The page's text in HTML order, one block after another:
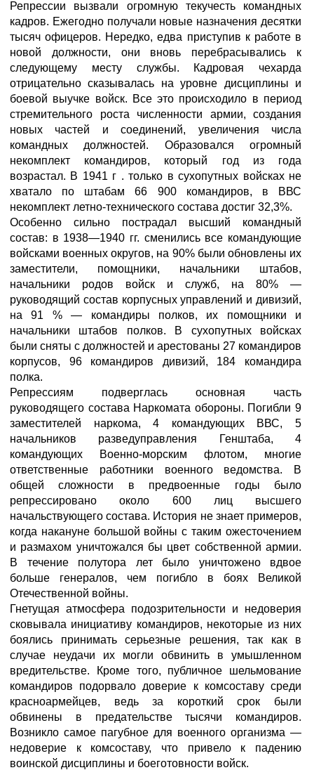
Репрессии вызвали огромную текучесть командных
кадров. Ежегодно получали новые назначения десятки
тысяч офицеров. Нередко, едва приступив к работе в
новой должности, они вновь перебрасывались к
следующему месту службы. Кадровая чехарда
отрицательно сказывалась на уровне дисциплины и
боевой выучке войск. Все это происходило в период
стремительного роста численности армии, создания
новых частей и соединений, увеличения числа
командных должностей. Образовался огромный
некомплект командиров, который год из года
возрастал. В 1941 г . только в сухопутных войсках не
хватало по штабам 66 900 командиров, в ВВС
некомплект летно-технического состава достиг 32,3%.
Особенно сильно пострадал высший командный
состав: в 1938—1940 гг. сменились все командующие
войсками военных округов, на 90% были обновлены их
заместители, помощники, начальники штабов,
начальники родов войск и служб, на 80% —
руководящий состав корпусных управлений и дивизий,
на 91 % — командиры полков, их помощники и
начальники штабов полков. В сухопутных войсках
были сняты с должностей и арестованы 27 командиров
корпусов, 96 командиров дивизий, 184 командира
полка.
Репрессиям подверглась основная часть
руководящего состава Наркомата обороны. Погибли 9
заместителей наркома, 4 командующих ВВС, 5
начальников разведуправления Генштаба, 4
командующих Военно-морским флотом, многие
ответственные работники военного ведомства. В
общей сложности в предвоенные годы было
репрессировано около 600 лиц высшего
начальствующего состава. История не знает примеров,
когда накануне большой войны с таким ожесточением
и размахом уничтожался бы цвет собственной армии.
В течение полутора лет было уничтожено вдвое
больше генералов, чем погибло в боях Великой
Отечественной войны.
Гнетущая атмосфера подозрительности и недоверия
сковывала инициативу командиров, некоторые из них
боялись принимать серьезные решения, так как в
случае неудачи их могли обвинить в умышленном
вредительстве. Кроме того, публичное шельмование
командиров подорвало доверие к комсоставу среди
красноармейцев, ведь за короткий срок были
обвинены в предательстве тысячи командиров.
Возникло самое пагубное для военного организма —
недоверие к комсоставу, что привело к падению
воинской дисциплины и боеготовности войск.